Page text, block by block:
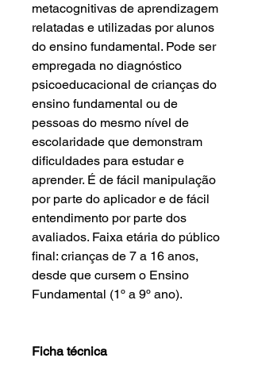
metacognitivas de aprendizagem
relatadas e utilizadas por alunos
do ensino fundamental. Pode ser
empregada no diagnóstico
psicoeducacional de crianças do
ensino fundamental ou de
pessoas do mesmo nível de
escolaridade que demonstram
dificuldades para estudar e
aprender. É de fácil manipulação
por parte do aplicador e de fácil
entendimento por parte dos
avaliados. Faixa etária do público
final: crianças de 7 a 16 anos,
desde que cursem o Ensino
Fundamental (1º a 9º ano).
Ficha técnica